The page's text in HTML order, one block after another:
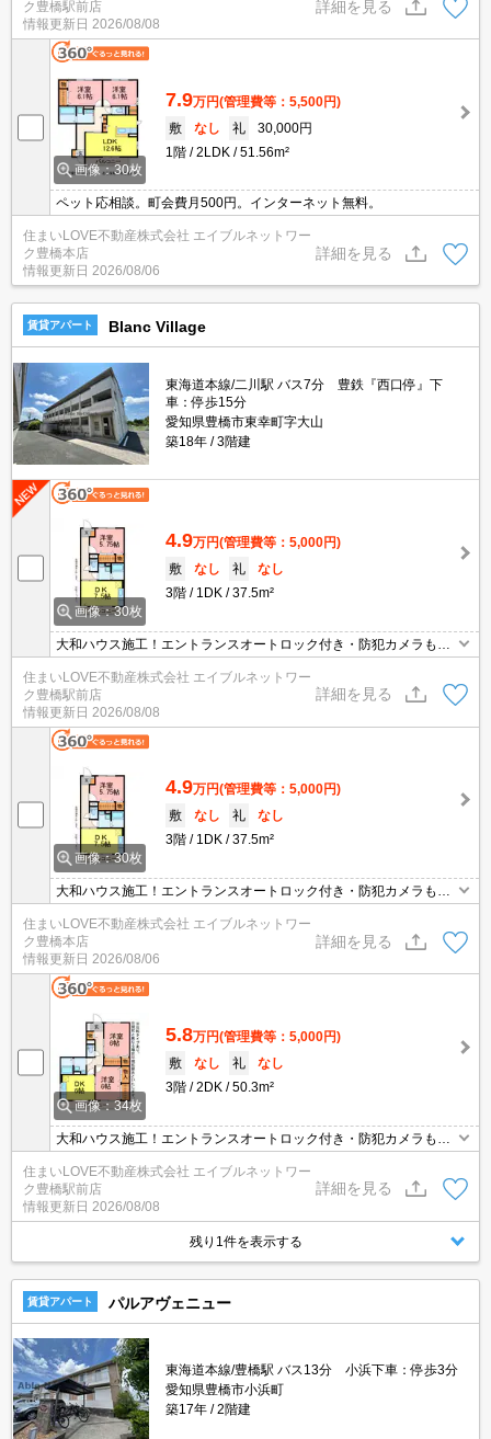
ク豊橋駅前店
情報更新日 2026/08/08
詳細を見る
画像：30枚
7.9万円(管理費等：5,500円)
敷
なし 礼
30,000円
1階
2LDK 51.56m²
ペット応相談。町会費月500円。インターネット無料。
住まいLOVE不動産株式会社 エイブルネットワー
ク豊橋本店
情報更新日 2026/08/06
詳細を見る
賃貸アパート Blanc Village
東海道本線/二川駅 バス7分 豊鉄『西口停』下
車：停歩15分
愛知県豊橋市東幸町字大山
築18年
3階建
画像：30枚
4.9万円(管理費等：5,000円)
敷
なし 礼
なし
3階
1DK 37.5m²
大和ハウス施工！エントランスオートロック付き・防犯カメラもあ
り安心♪エアコン・追焚・TVモニターホンなど嬉しい設備も充実♪
住まいLOVE不動産株式会社 エイブルネットワー
ク豊橋駅前店
情報更新日 2026/08/08
詳細を見る
画像：30枚
4.9万円(管理費等：5,000円)
敷
なし 礼
なし
3階
1DK 37.5m²
大和ハウス施工！エントランスオートロック付き・防犯カメラもあ
り安心♪エアコン・追焚・TVモニターホンなど嬉しい設備も充実♪
住まいLOVE不動産株式会社 エイブルネットワー
ク豊橋本店
情報更新日 2026/08/06
詳細を見る
画像：34枚
5.8万円(管理費等：5,000円)
敷
なし 礼
なし
3階
2DK 50.3m²
大和ハウス施工！エントランスオートロック付き・防犯カメラもあ
り安心♪エアコン・追焚・TVモニターホンなど嬉しい設備も充実♪
住まいLOVE不動産株式会社 エイブルネットワー
ク豊橋駅前店
情報更新日 2026/08/08
詳細を見る
残り1件を表示する
賃貸アパート パルアヴェニュー
東海道本線/豊橋駅 バス13分 小浜下車：停歩3分
愛知県豊橋市小浜町
築17年
2階建